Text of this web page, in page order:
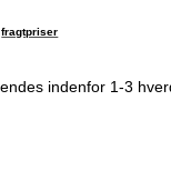
fragtpriser
indenfor 1-3